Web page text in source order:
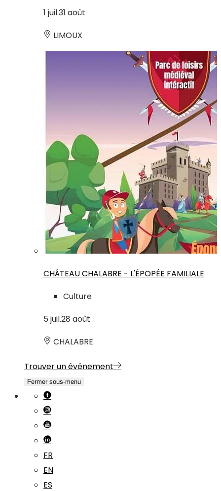
1 juil.31 août
LIMOUX
CHÂTEAU CHALABRE - L'ÉPOPÉE FAMILIALE
Culture
5 juil.28 août
CHALABRE
Trouver un événement
Fermer sous-menu
FR
EN
ES